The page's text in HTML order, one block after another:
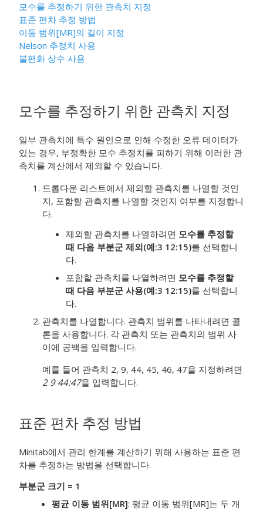
모수를 추정하기 위한 관측치 지정
표준 편차 추정 방법
이동 범위[MR]의 길이 지정
Nelson 추정치 사용
불편화 상수 사용
모수를 추정하기 위한 관측치 지정
일부 관측치에 특수 원인으로 인해 수정한 오류 데이터가
있는 경우, 부정확한 모수 추정치를 피하기 위해 이러한 관
측치를 계산에서 제외할 수 있습니다.
드롭다운 리스트에서 제외할 관측치를 나열할 것인
지, 포함할 관측치를 나열할 것인지 여부를 지정합니
다.
제외할 관측치를 나열하려면 모수를 추정할
때 다음 부분군 제외(예:3 12:15)를 선택합니
다.
포함할 관측치를 나열하려면 모수를 추정할
때 다음 부분군 사용(예:3 12:15)를 선택합니
다.
관측치를 나열합니다. 관측치 범위를 나타내려면 콜
론을 사용합니다. 각 관측치 또는 관측치의 범위 사
이에 공백을 입력합니다.
예를 들어 관측치 2, 9, 44, 45, 46, 47을 지정하려면
2 9 44:47을 입력합니다.
표준 편차 추정 방법
Minitab에서 관리 한계를 계산하기 위해 사용하는 표준 편
차를 추정하는 방법을 선택합니다.
부분군 크기 = 1
평균 이동 범위[MR]: 평균 이동 범위[MR]는 두 개